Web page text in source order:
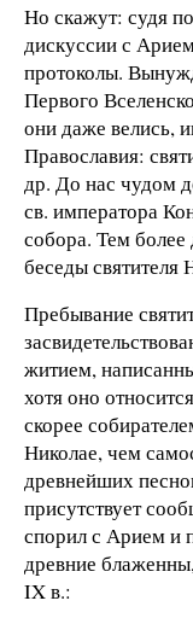
Но скажут: судя
дискуссии с
протоколы.
Первого
они даже велись,
Православия:
др. До нас чудом
св. императора
собора. Тем
беседы святителя
Пребывание
житием,
хотя оно
скорее
Николае, чем
древнейших
присутствует
спорил с Арием и
древние
ΙΧ в.: